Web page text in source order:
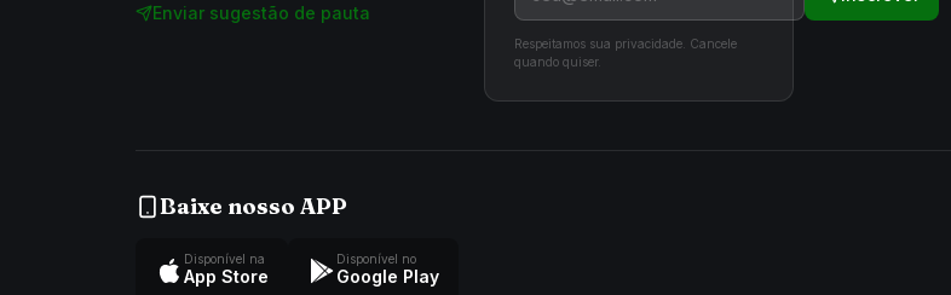
Enviar sugestão de pauta
Respeitamos sua privacidade. Cancele
quando quiser.
Baixe nosso APP
Disponível na
App Store
Disponível no
Google Play